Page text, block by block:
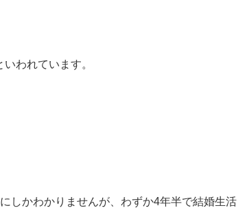
われています。
しかわかりませんが、わずか4年半で結婚生活